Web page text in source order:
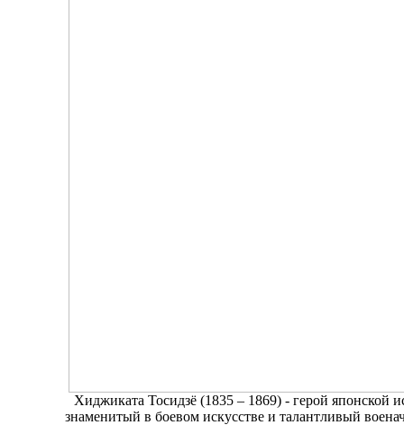
Хиджиката Тосидзё (1835 – 1869) - герой японской
знаменитый в боевом искусстве и талантливый